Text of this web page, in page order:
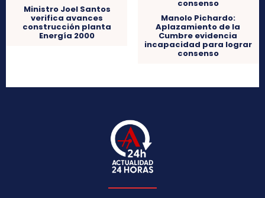
Ministro Joel Santos
verifica avances
construcción planta
Energía 2000
Manolo Pichardo:
Aplazamiento de la
Cumbre evidencia
incapacidad para lograr
consenso